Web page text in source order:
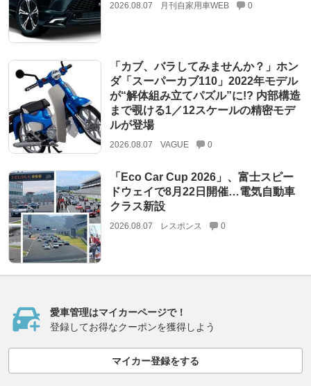
2026.08.07 月刊自家用車WEB 0
「カブ、バラしてみませんか？」ホン
ダ「スーパーカブ110」2022年モデル
が“解体組み立てパズル”に!? 内部構造
まで覗ける1／12スケールの精密モデ
ルが登場
2026.08.07 VAGUE 0
「Eco Car Cup 2026」、富士スピー
ドウェイで8月22日開催…電気自動車
クラス新設
2026.08.07 レスポンス 0
愛車管理はマイカーページで！
登録してお得なクーポンを獲得しよう
マイカー登録をする